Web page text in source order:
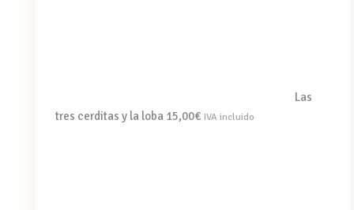
Las
tres cerditas y la loba 15,00€ IVA incluido